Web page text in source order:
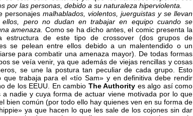
por las personas, debido a su naturaleza hiperviolenta.
personajes malhablados, violentos, juerguistas y se llevan
ellos, pero no dudan en trabajar en equipo cuando se
amenaza. Como se ha dicho antes, el comic presenta la
estructura de este tipo de crossover (dos grupos de
se pelean entre ellos debido a un malentendido o un
para combatir una amenaza mayor). De todas formas
se veía venir, ya que además de viejas rencillas y cosas
se une la postura tan peculiar de cada grupo. Esto
que trabaja para el «tío Sam» y en definitiva debe rendir
de los EEUU. En cambio The Authority es algo así como
nadie y cuya forma de actuar viene motivada por lo que
bien común (por todo ello hay quienes ven en su forma de
ya que hacen lo que les sale de los cojones sin dar